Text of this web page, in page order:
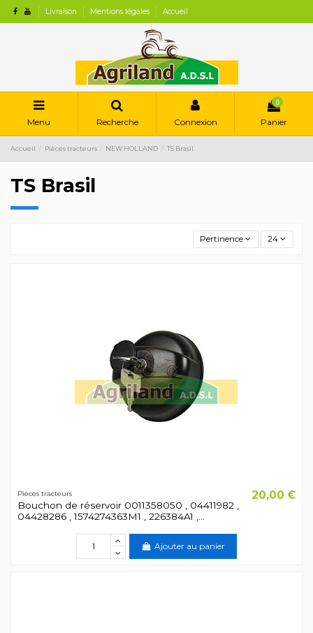
Livraison Mentions légales Accueil
Menu Recherche Connexion
0
Panier
Accueil Pièces tracteurs NEW HOLLAND TS Brasil
TS Brasil
Pertinence 24
Pièces tracteurs
Bouchon de réservoir 0011358050 , 04411982 ,
04428286 , 1574274363M1 , 226384A1 ,...
20,00 €
Ajouter au panier